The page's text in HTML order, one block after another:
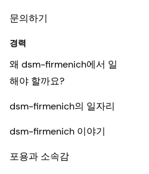
문의하기
경력
왜 dsm-firmenich에서 일
해야 할까요?
dsm-firmenich의 일자리
dsm-firmenich 이야기
포용과 소속감